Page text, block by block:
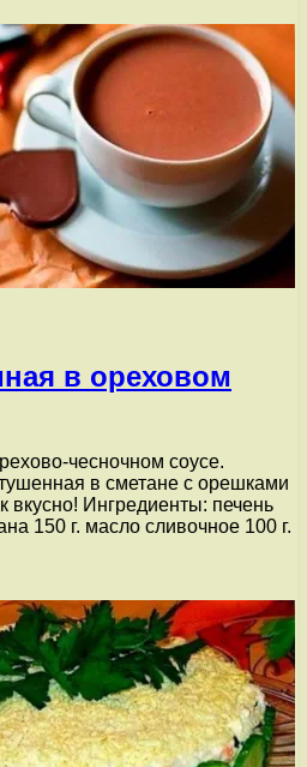
в ореховом
чесночном соусе.
в сметане с орешками
вкусно! Ингредиенты: печень
150 г. масло сливочное 100 г.